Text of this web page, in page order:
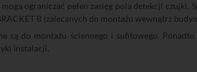
ograniczać pełen zasięg pola detekcji czujki.
B (zalecanych do montażu wewnątrz
są do montażu ściennego i sufitowego.
instalacji.